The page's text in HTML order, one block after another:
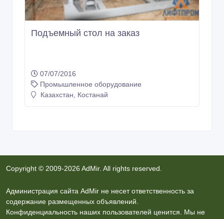
Подъемный стол на заказ
07/07/2016
Промышленное оборудование
Казахстан, Костанай
Copyright © 2009-2026 AdMir. All rights reserved.
Администрация сайта AdMir не несет ответственность за
содержание размещенных объявлений.
Конфиденциальность наших пользователей ценится. Мы не